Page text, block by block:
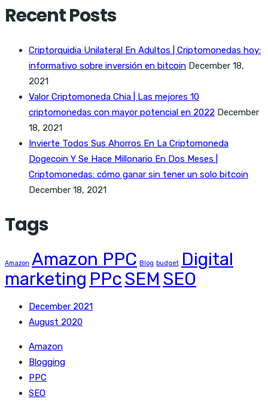
Recent Posts
Criptorquidia Unilateral En Adultos | Criptomonedas hoy:
informativo sobre inversión en bitcoin December 18,
2021
Valor Criptomoneda Chia | Las mejores 10
criptomonedas con mayor potencial en 2022 December
18, 2021
Invierte Todos Sus Ahorros En La Criptomoneda
Dogecoin Y Se Hace Millonario En Dos Meses |
Criptomonedas: cómo ganar sin tener un solo bitcoin
December 18, 2021
Tags
Amazon Amazon PPC Blog budget Digital
marketing PPcSEM SEO
December 2021
August 2020
Amazon
Blogging
PPC
SEO